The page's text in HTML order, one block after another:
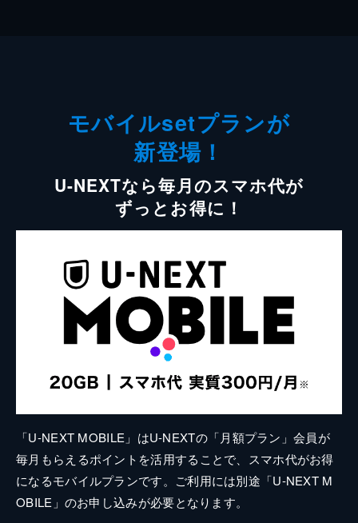
モバイルsetプランが
新登場！
U-NEXTなら毎月のスマホ代が
ずっとお得に！
「U-NEXT MOBILE」はU-NEXTの「月額プラン」会員が
毎月もらえるポイントを活用することで、スマホ代がお得
になるモバイルプランです。ご利用には別途「U-NEXT M
OBILE」のお申し込みが必要となります。